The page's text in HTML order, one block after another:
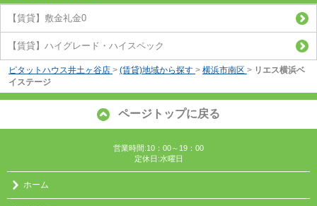
【賃貸】敷金礼金0
【賃貸】ハイグレード・ハイスペック
ピタットハウス井土ヶ谷店 > (賃貸)地域から探す > 横浜市南区 > リエス横浜ベ
イステージ
ページトップに戻る
営業時間:10：00～19：00
定休日:水曜日
ホーム